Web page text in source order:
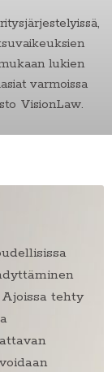
lukien
varmoissa
VisionLaw.
Ajoissa tehty